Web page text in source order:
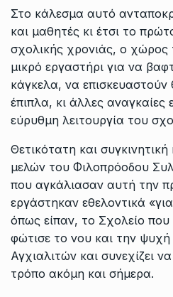
Στο κάλεσμα αυτό
και μαθητές κι έτσι το
σχολικής χρονιάς, ο χώρος
μικρό εργαστήρι για να
κάγκελα, να επισκευαστούν
έπιπλα, κι άλλες αναγκαίες
εύρυθμη λειτουργία του
Θετικότατη και
μελών του Φιλοπρόοδου
που αγκάλιασαν αυτή την
εργάστηκαν εθελοντικά
όπως είπαν, το Σχολείο που
φώτισε το νου και την ψυχή
Αγχιαλιτών και συνεχίζει
τρόπο ακόμη και σήμερα.